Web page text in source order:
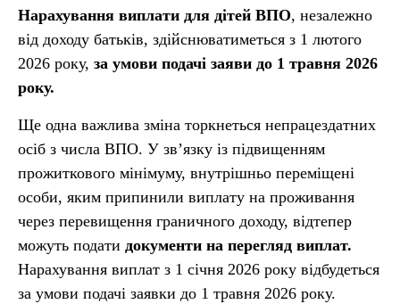
Нарахування виплати для дітей ВПО, незалежно
від доходу батьків, здійснюватиметься з 1 лютого
2026 року, за умови подачі заяви до 1 травня 2026
року.
Ще одна важлива зміна торкнеться непрацездатних
осіб з числа ВПО. У зв’язку із підвищенням
прожиткового мінімуму, внутрішньо переміщені
особи, яким припинили виплату на проживання
через перевищення граничного доходу, відтепер
можуть подати документи на перегляд виплат.
Нарахування виплат з 1 січня 2026 року відбудеться
за умови подачі заявки до 1 травня 2026 року.